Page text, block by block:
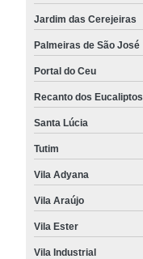
Jardim das Cerejeiras
Palmeiras de São José
Portal do Ceu
Recanto dos Eucaliptos
Santa Lúcia
Tutim
Vila Adyana
Vila Araújo
Vila Ester
Vila Industrial